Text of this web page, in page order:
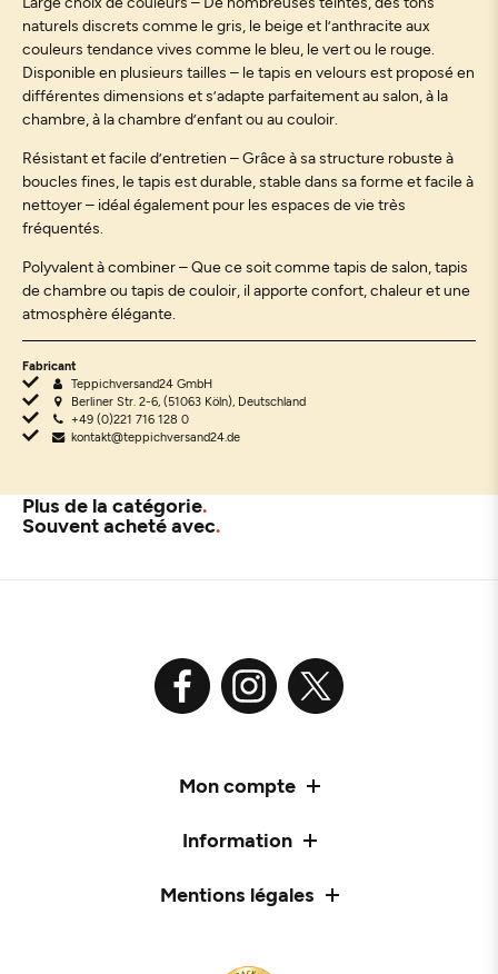
naturels discrets comme le gris, le beige et l’anthracite aux
couleurs tendance vives comme le bleu, le vert ou le rouge.
Disponible en plusieurs tailles – le tapis en velours est proposé en
différentes dimensions et s’adapte parfaitement au salon, à la
chambre, à la chambre d’enfant ou au couloir.
Résistant et facile d’entretien – Grâce à sa structure robuste à
boucles fines, le tapis est durable, stable dans sa forme et facile à
nettoyer – idéal également pour les espaces de vie très
fréquentés.
Polyvalent à combiner – Que ce soit comme tapis de salon, tapis
de chambre ou tapis de couloir, il apporte confort, chaleur et une
atmosphère élégante.
Fabricant
Teppichversand24 GmbH
Berliner Str. 2-6, (51063 Köln), Deutschland
+49 (0)221 716 128 0
kontakt@teppichversand24.de
Plus de la catégorie
Souvent acheté avec
Mon compte
Information
Mentions légales